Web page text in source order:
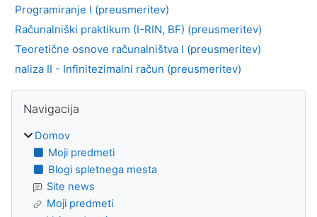
Programiranje I (preusmeritev)
Računalniški praktikum (I-RIN, BF) (preusmeritev)
Teoretične osnove računalništva I (preusmeritev)
naliza II - Infinitezimalni račun (preusmeritev)
Bloki
Navigacija
Domov
Moji predmeti
Blogi spletnega mesta
Site news
Moji predmeti